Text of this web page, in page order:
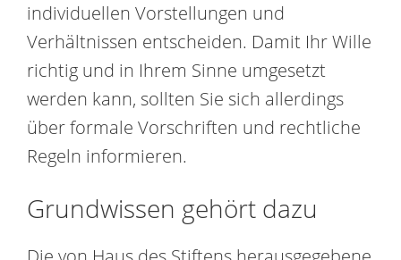
individuellen Vorstellungen und
Verhältnissen entscheiden. Damit Ihr Wille
richtig und in Ihrem Sinne umgesetzt
werden kann, sollten Sie sich allerdings
über formale Vorschriften und rechtliche
Regeln informieren.
Grundwissen gehört dazu